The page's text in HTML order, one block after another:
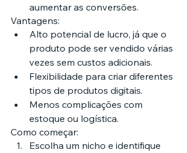
aumentar as conversões.
Vantagens:
Alto potencial de lucro, já que o
produto pode ser vendido várias
vezes sem custos adicionais.
Flexibilidade para criar diferentes
tipos de produtos digitais.
Menos complicações com
estoque ou logística.
Como começar:
Escolha um nicho e identifique